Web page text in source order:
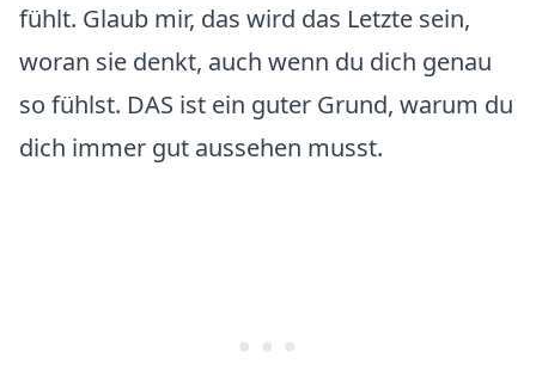
fühlt. Glaub mir, das wird das Letzte sein,
woran sie denkt, auch wenn du dich genau
so fühlst. DAS ist ein guter Grund, warum du
dich immer gut aussehen musst.